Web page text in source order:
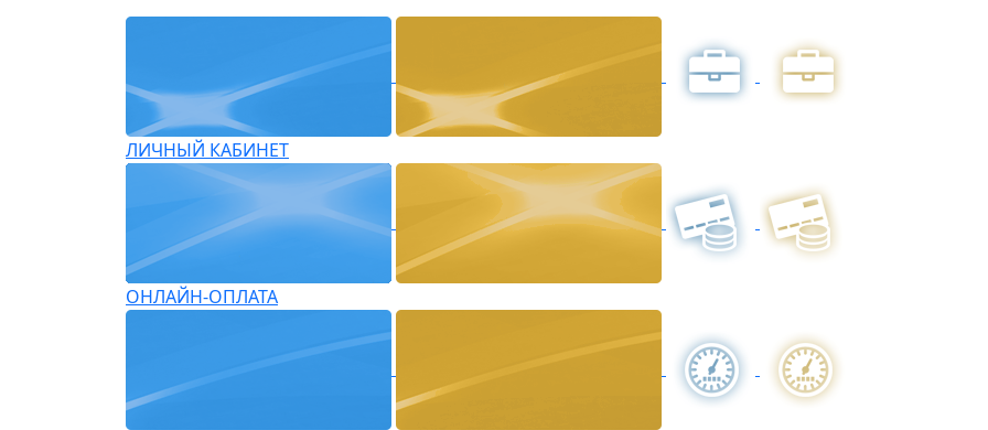
ЛИЧНЫЙ КАБИНЕТ
ОНЛАЙН-ОПЛАТА